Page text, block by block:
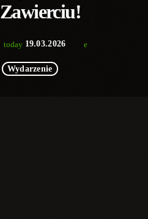
Zawierciu!
today 19.03.2026
Wydarzenie